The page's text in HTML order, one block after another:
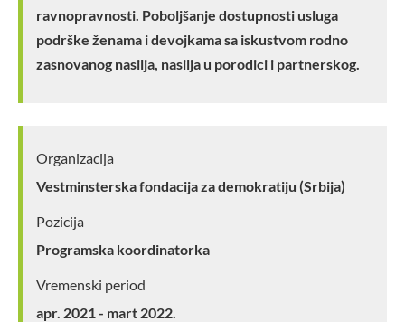
ravnopravnosti. Poboljšanje dostupnosti usluga
podrške ženama i devojkama sa iskustvom rodno
zasnovanog nasilja, nasilja u porodici i partnerskog.
Organizacija
Vestminsterska fondacija za demokratiju (Srbija)
Pozicija
Programska koordinatorka
Vremenski period
apr. 2021 - mart 2022.